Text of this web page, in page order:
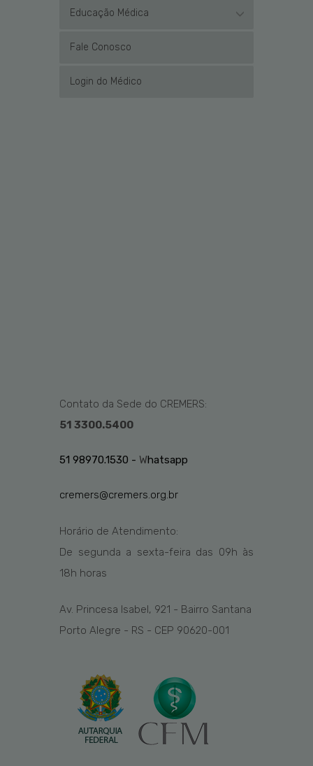
Educação Médica
Fale Conosco
Login do Médico
Contato da Sede do CREMERS:
51 3300.5400
51 98970.1530 - Whatsapp
cremers@cremers.org.br
Horário de Atendimento:
De segunda a sexta-feira das 09h às
18h horas
Av. Princesa Isabel, 921 - Bairro Santana
Porto Alegre - RS - CEP 90620-001